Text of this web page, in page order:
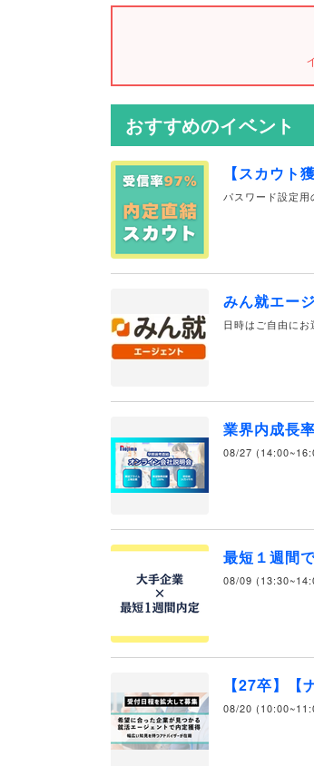
おすすめのイベント
【スカウト
パスワード設定用
みん就エー
日時はご自由に
業界内成長
08/27
最短１週間
08/09
【27卒】
08/20